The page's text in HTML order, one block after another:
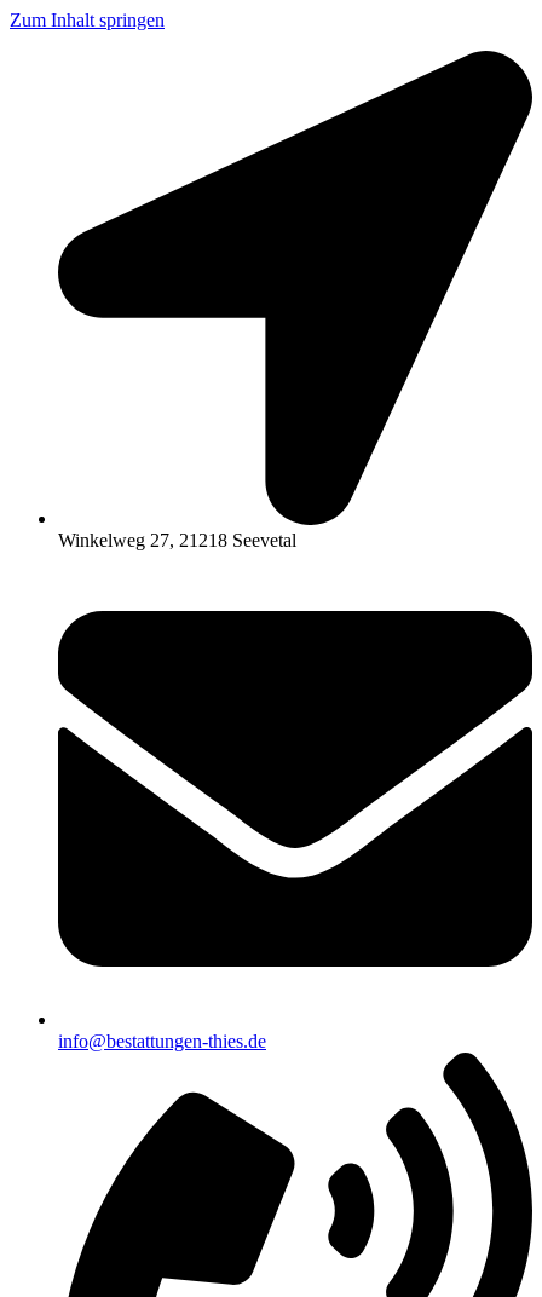
Zum Inhalt springen
Winkelweg 27, 21218 Seevetal
info@bestattungen-thies.de